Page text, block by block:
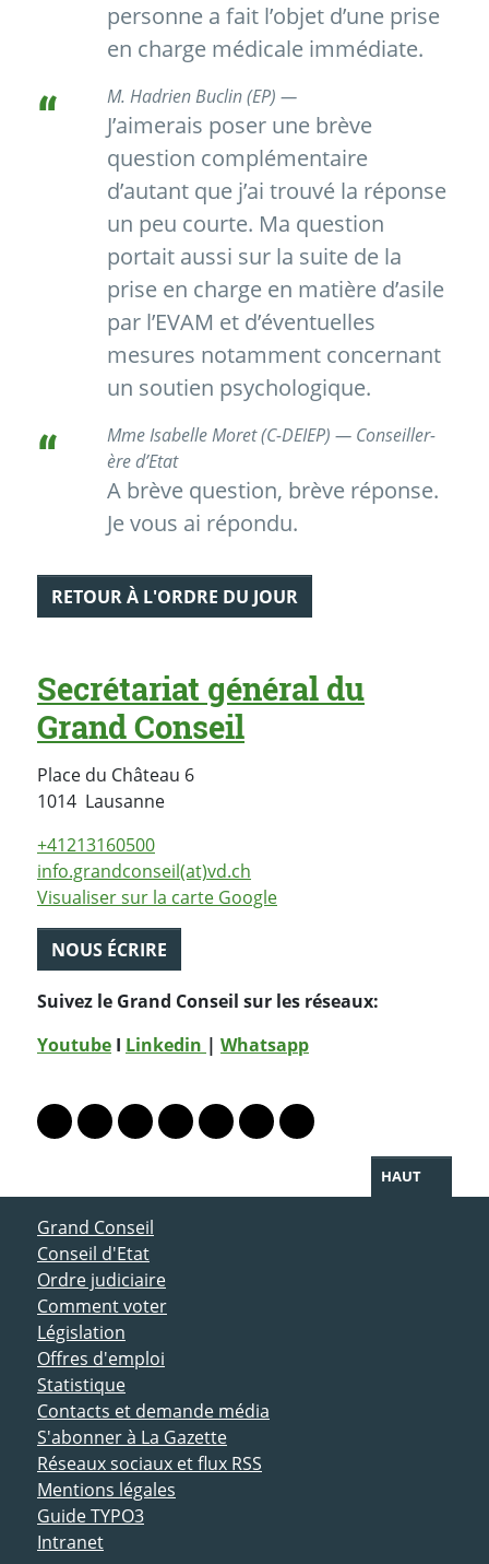
personne a fait l’objet d’une prise
en charge médicale immédiate.
M. Hadrien Buclin (EP) —
J’aimerais poser une brève
question complémentaire
d’autant que j’ai trouvé la réponse
un peu courte. Ma question
portait aussi sur la suite de la
prise en charge en matière d’asile
par l’EVAM et d’éventuelles
mesures notamment concernant
un soutien psychologique.
Mme Isabelle Moret (C-DEIEP) — Conseiller-
ère d’Etat
A brève question, brève réponse.
Je vous ai répondu.
RETOUR À L'ORDRE DU JOUR
Secrétariat général du
Grand Conseil
Place du Château 6
1014 LausanneSuisse
+41213160500
info.grandconseil(at)vd.ch
Visualiser sur la carte Google
NOUS ÉCRIRE
Suivez le Grand Conseil sur les réseaux:
Youtube I Linkedin | Whatsapp
Lien vers le profil Mastodon
Lien vers le profil Bluesky
Lien vers le profil Instagram
Lien vers le profil Linkedin
Lien vers le profil Facebook
Lien vers le profil Twitter
Partager par WhatsApp
HAUT
ACCÈS DIRECT
Grand Conseil
Conseil d'Etat
Ordre judiciaire
Comment voter
Législation
Offres d'emploi
Statistique
Contacts et demande média
S'abonner à La Gazette
Réseaux sociaux et flux RSS
Mentions légales
Guide TYPO3
Intranet